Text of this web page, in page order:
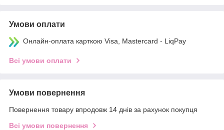
Умови оплати
Онлайн-оплата карткою Visa, Mastercard - LiqPay
Всі умови оплати
Умови повернення
Повернення товару впродовж 14 днів за рахунок покупця
Всі умови повернення